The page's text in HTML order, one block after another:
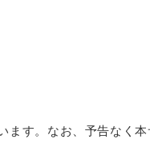
ます。なお、予告なく